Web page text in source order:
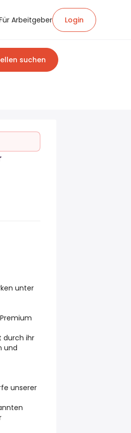
Arbeitgeber Login
suchen
unter
durch ihr
und
unserer